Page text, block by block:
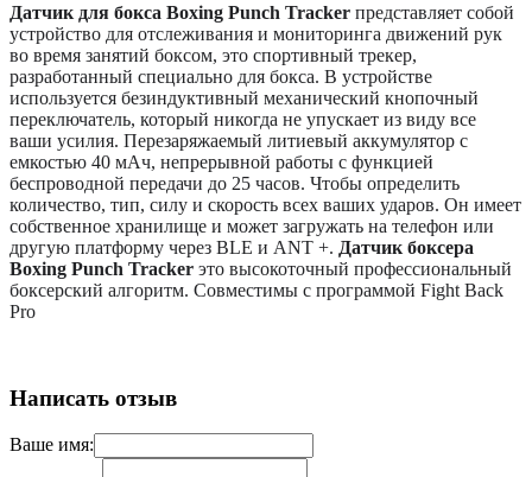
Датчик для бокса Boxing Punch Tracker представляет собой
устройство для отслеживания и мониторинга движений рук
во время занятий боксом, это спортивный трекер,
разработанный специально для бокса. В устройстве
используется безиндуктивный механический кнопочный
переключатель, который никогда не упускает из виду все
ваши усилия. Перезаряжаемый литиевый аккумулятор с
емкостью 40 мАч, непрерывной работы с функцией
беспроводной передачи до 25 часов. Чтобы определить
количество, тип, силу и скорость всех ваших ударов. Он имеет
собственное хранилище и может загружать на телефон или
другую платформу через BLE и ANT +. Датчик боксера
Boxing Punch Tracker это высокоточный профессиональный
боксерский алгоритм. Совместимы с программой Fight Back
Pro
Написать отзыв
Ваше имя: